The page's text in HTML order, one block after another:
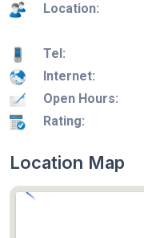
Location:
Tel:
Internet:
Open Hours:
Rating:
Location Map